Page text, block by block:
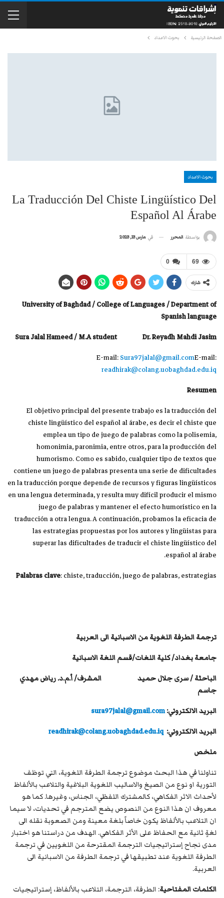
الصفحة الرئيسية بحوث الاعداد
بحوث الاعداد
La Traducción Del Chiste Lingüístico Del
Español Al Árabe
بواسطة المحرر في مارس 13, 2023
0 69
شارك
University of Baghdad / College of Languages / Department of
Spanish language
Sura Jalal Hameed / M.A student Dr. Reyadh Mahdi Jasim
E-mail:Sura97jalal@gmail.comE-mail:
readhirak@colang.uobaghdad.edu.iq
Resumen
El objetivo principal del presente trabajo es la traducción del
chiste lingüístico del español al árabe, es decir el chiste que
emplea un tipo de juego de palabras como la polisemia,
homonimia, paronimia, entre otros, para la producción del
humorismo. Como es sabido, cualquier tipo de textos que
contiene un juego de palabras presenta una serie de dificultades
en la traducción porque depende de recursos y figuras lingüísticos
en una lengua determinada, y resulta muy difícil producir el mismo
juego de palabras y mantener el efecto humorístico en la
traducción a otra lengua. A continuación, probamos la eficacia de
las estrategias propuestas por los autores y lingüistas para
superar las dificultades de traducir el chiste lingüístico del
español al árabe.
Palabras clave: chiste, traducción, juego de palabras, estrategias
ترجمة الطرفة اللغوية من الاسبانية الى العربية
جامعة بغداد/كلية اللغات/قسم اللغة الاسبانية
الباحثة/سرى جلال حميد المشرف/ أ.م.د. رياض مهدي
جاسم
البريد الالكتروني:sura97jalal@gmail.com
البريد الالكتروني: readhirak@colang.uobaghdad.edu.iq
ملخص
تناولنا في هذا البحث موضوع ترجمة الطرفة اللغوية، التي توظف
التورية او نوع من الصيغ والاساليب اللغوية البلاغية والتلاعب بالألفاظ
لأحداث الاثر الفكاهي، كالمشترك اللفظي، الجناس، وغيرها. كما هو
معروف ان هذا النوع من النصوص يضع المترجم في تحديات، لا سيما
ان التلاعب بالألفاظ يكون خاصاً بلغة معينة ومن الصعوبة نقله الى
لغةٍ ثانية مع الحفاظ على الأثر الفكاهي. الهدف من دراستنا هو اختبار
مدى نجاح إستراتيجيات الترجمة المقترحة من اللغويين في ترجمة
الطرفة اللغوية عند تطبيقها في ترجمة الطرفة من الاسبانية الى
العربية.
الكلمات المفتاحية: الطرفة، الترجمة، التلاعب بالألفاظ، إستراتيجيات